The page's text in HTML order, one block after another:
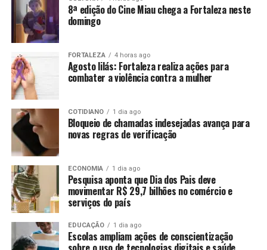
8ª edição do Cine Miau chega a Fortaleza neste
domingo
FORTALEZA 4 horas ago
Agosto lilás: Fortaleza realiza ações para
combater a violência contra a mulher
COTIDIANO 1 dia ago
Bloqueio de chamadas indesejadas avança para
novas regras de verificação
ECONOMIA 1 dia ago
Pesquisa aponta que Dia dos Pais deve
movimentar R$ 29,7 bilhões no comércio e
serviços do país
EDUCAÇÃO 1 dia ago
Escolas ampliam ações de conscientização